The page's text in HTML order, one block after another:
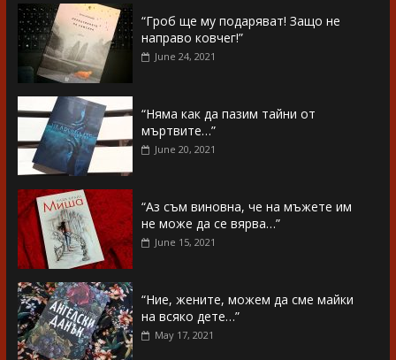
“Гроб ще му подаряват! Защо не
направо ковчег!”
June 24, 2021
“Няма как да пазим тайни от
мъртвите…”
June 20, 2021
“Аз съм виновна, че на мъжете им
не може да се вярва…”
June 15, 2021
“Ние, жените, можем да сме майки
на всяко дете…”
May 17, 2021